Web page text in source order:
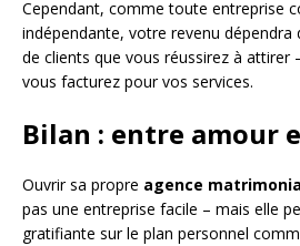
Cependant, comme toute entreprise
indépendante, votre revenu
de clients que vous réussirez à attirer
vous facturez pour vos services.
Bilan : entre amour
Ouvrir sa propre agence
pas une entreprise facile – mais elle
gratifiante sur le plan personnel